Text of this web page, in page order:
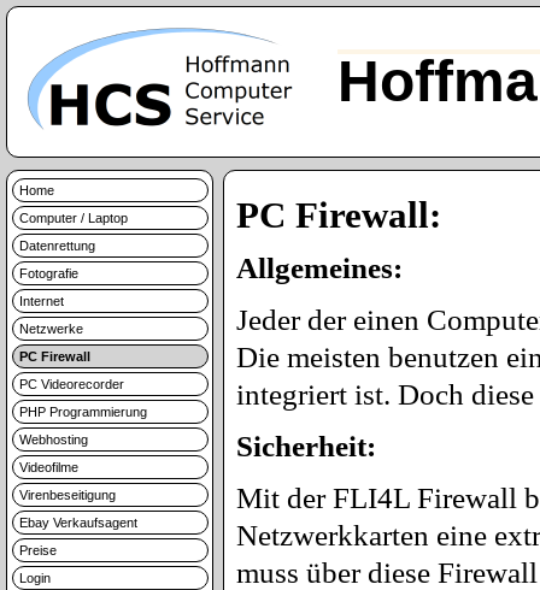
Home
Computer / Laptop
Datenrettung
Fotografie
Internet
Netzwerke
PC Firewall
PC Videorecorder
PHP Programmierung
Webhosting
Videofilme
Virenbeseitigung
Ebay Verkaufsagent
Preise
Login
PC Firewall:
Allgemeines:
Jeder der einen
Die meisten benutzen
integriert ist. Doch
Sicherheit:
Mit der FLI4L Firewall
Netzwerkkarten eine
muss über diese